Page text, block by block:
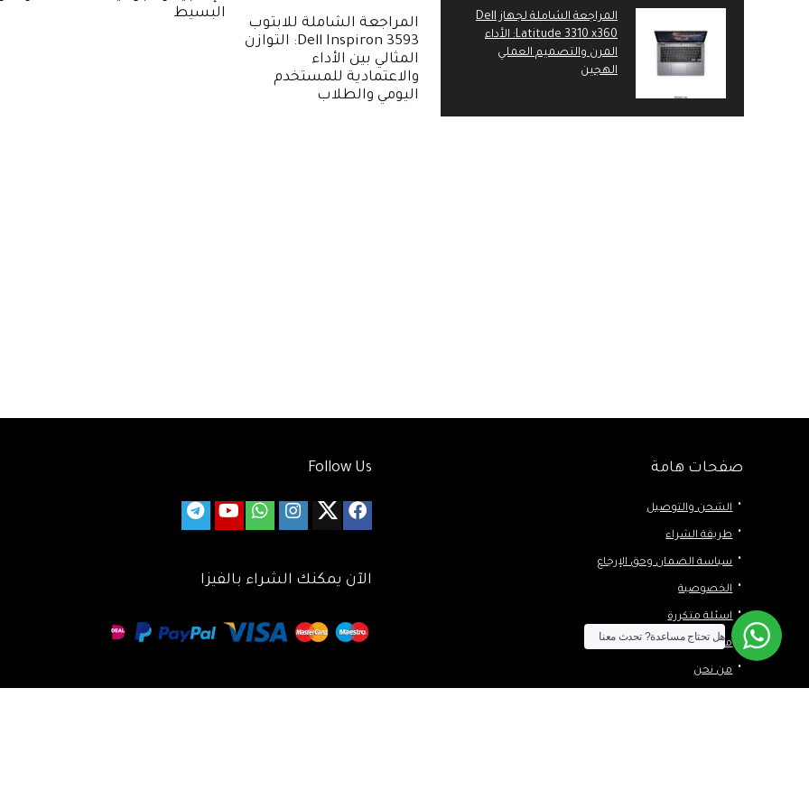
المراجعة الشاملة للابتوب
Dell Inspiron 3593: التوازن
المثالي بين الأداء
والاعتمادية للمستخدم
اليومي والطلاب
البسيط
المراجعة الشاملة لجهاز Dell
Latitude 3310 x360: الأداء
المرن والتصميم العملي
الهجين
صفحات هامة
الشحن والتوصيل
طريقة الشراء
سياسة الضمان وحق الإرجاع
الخصوصية
اسئلة متكررة
مطلوب شراء
من نحن
Follow Us
الآن يمكنك الشراء بالفيزا
هل تحتاج مساعدة? تحدث معنا